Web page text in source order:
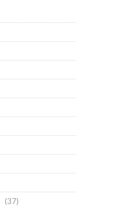
(37)